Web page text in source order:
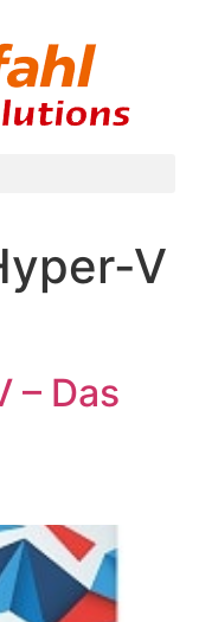
V
– Das